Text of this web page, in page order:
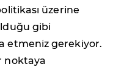
üzerine
gibi
etmeniz gerekiyor.
noktaya